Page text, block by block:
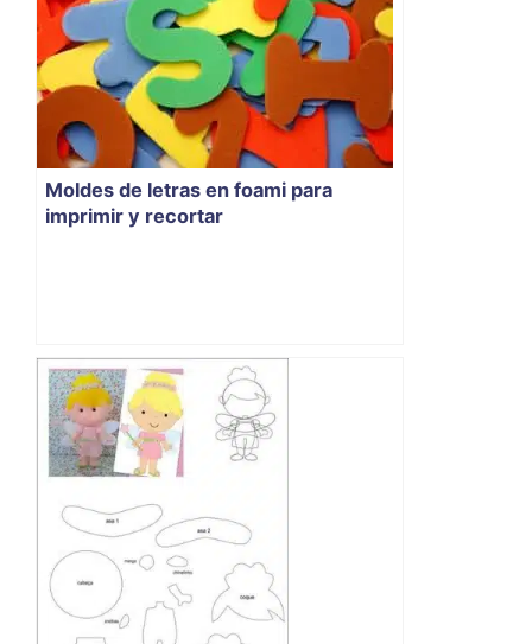
Moldes de letras en foami para
imprimir y recortar